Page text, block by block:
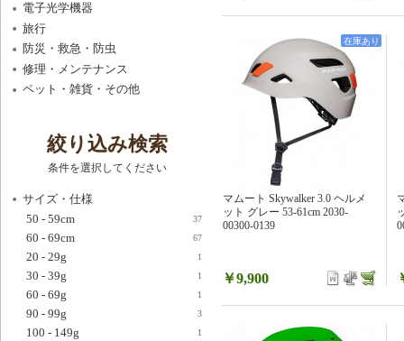
マムート Skywalker 3.0 ヘルメ
ット グレー 53-61cm 2030-
00300-0139
￥9,900
在庫あり
電子光学機器
旅行
防災・救急・防虫
修理・メンテナンス
ペット・雑貨・その他
絞り込み検索
条件を選択してください
サイズ・仕様
50 - 59cm
37
60 - 69cm 67
20 - 29g 1
30 - 39g 1
60 - 69g 1
90 - 99g 3
100 - 149g 1